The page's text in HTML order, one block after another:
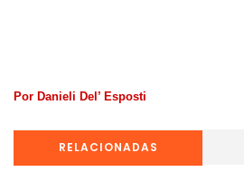
Por Danieli Del’ Esposti
RELACIONADAS